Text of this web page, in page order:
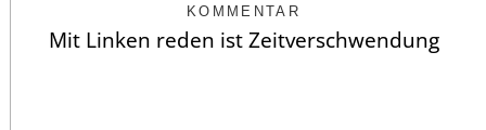
KOMMENTAR
Mit Linken reden ist Zeitverschwendung